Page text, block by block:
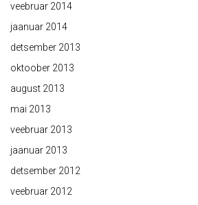
veebruar 2014
jaanuar 2014
detsember 2013
oktoober 2013
august 2013
mai 2013
veebruar 2013
jaanuar 2013
detsember 2012
veebruar 2012